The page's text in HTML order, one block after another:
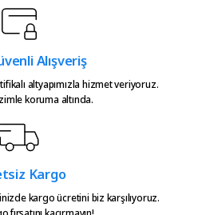
Alışveriş
altyapımızla hizmet veriyoruz.
koruma altında.
Kargo
kargo ücretini biz karşılıyoruz.